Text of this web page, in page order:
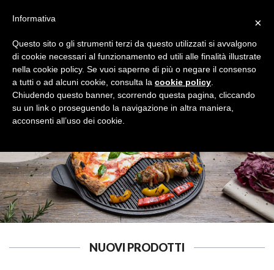
SCALE E SGABELLI Cerca
NUOVI PRODOTTI
×
Informativa
Questo sito o gli strumenti terzi da questo utilizzati si avvalgono
di cookie necessari al funzionamento ed utili alle finalità illustrate
nella cookie policy. Se vuoi saperne di più o negare il consenso
a tutti o ad alcuni cookie, consulta la cookie policy
Chiudendo questo banner, scorrendo questa pagina, cliccando
su un link o proseguendo la navigazione in altra maniera,
acconsenti all’uso dei cookie.